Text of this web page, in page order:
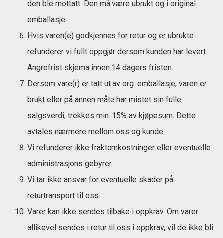
den ble mottatt. Den må være ubrukt og i original
emballasje.
Hvis varen(e) godkjennes for retur og er ubrukte
refunderer vi fullt oppgjør dersom kunden har levert
Angrefrist skjema innen 14 dagers fristen.
Dersom vare(r) er tatt ut av org. emballasje, varen er
brukt eller på annen måte har mistet sin fulle
salgsverdi, trekkes min. 15% av kjøpesum. Dette
avtales nærmere mellom oss og kunde.
Vi refunderer ikke fraktomkostninger eller eventuelle
administrasjons gebyrer.
Vi tar ikke ansvar for eventuelle skader på
returtransport til oss.
Varer kan ikke sendes tilbake i oppkrav. Om varer
allikevel sendes i retur til oss i oppkrav, vil de ikke bli